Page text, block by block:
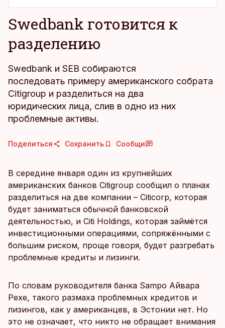
Swedbank готовится к
разделению
Swedbank и SEB собираются
последовать примеру американского собрата
Citigroup и разделиться на два
юридических лица, слив в одно из них
проблемные активы.
Поделиться Сохранить Сообщи
В середине января один из крупнейших
американских банков Citigroup сообщил о планах
разделиться на две компании – Citicorp, которая
будет заниматься обычной банковской
деятельностью, и Citi Holdings, которая займётся
инвестиционными операциями, сопряжёнными с
большим риском, проще говоря, будет разгребать
проблемные кредиты и лизинги.
По словам руководителя банка Sampo Айвара
Рехе, такого размаха проблемных кредитов и
лизингов, как у американцев, в Эстонии нет. Но
это не означает, что никто не обращает внимания